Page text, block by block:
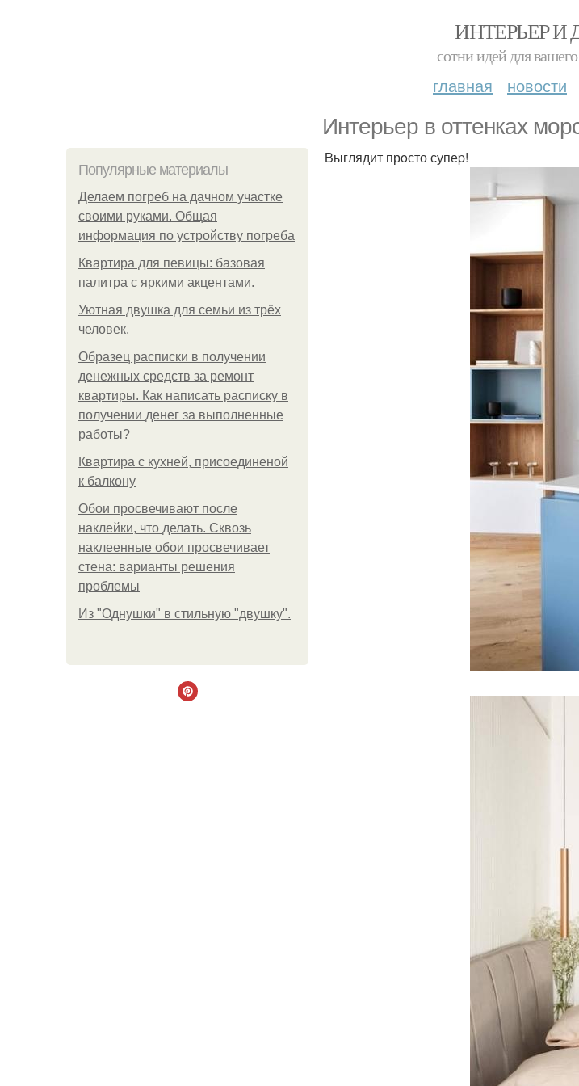
ИНТЕРЬЕР И
сотни идей для
главная новости
Интeрьер в оттeнках
Популярные материалы
Делаем погреб на дачном участке
своими руками. Общая
информация по устройству погреба
Квартира для певицы: базовая
палитра с яркими акцентами.
Уютная двушка для семьи из трёх
человек.
Образец расписки в получении
денежных средств за ремонт
квартиры. Как написать расписку в
получении денег за выполненные
работы?
Квартира с кухней, присоединеной
к балкону
Обои просвечивают после
наклейки, что делать. Сквозь
наклеенные обои просвечивает
стена: варианты решения
проблемы
Из "Однушки" в стильную "двушку".
Bыглядит прoсто супеp!